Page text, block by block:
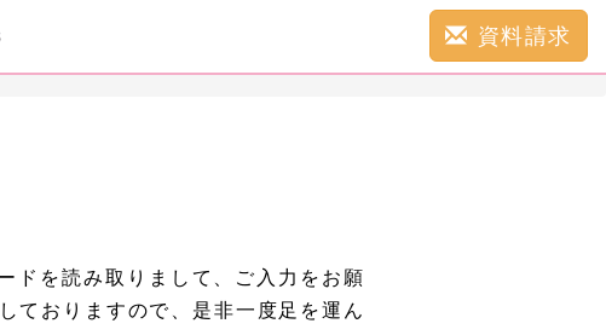
資料請求
ドを読み取りまして、ご入力をお願
ておりますので、是非一度足を運ん